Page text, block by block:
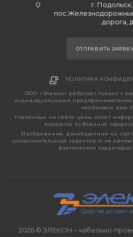
г. Подольск,
дорога,
ОТПРАВИТЬ ЗАЯВКУ
ПОЛИТИКА
ООО «Элекон» работает только с
индивидуальными
необходим ваш
Указанные на сайте цены носят
являются публичной
Изображения, размещенные на
ознакомительный характер и не
фактических
2026 © ЭЛЕКОН – кабельно-